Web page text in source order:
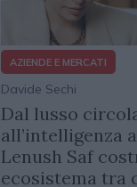
AZIENDE E MERCATI
Davide Sechi
Dal lusso
all’intelligenza
Lenush Saf
ecosistema tra